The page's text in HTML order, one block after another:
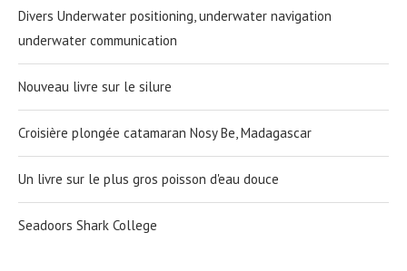
Divers Underwater positioning, underwater navigation
underwater communication
Nouveau livre sur le silure
Croisière plongée catamaran Nosy Be, Madagascar
Un livre sur le plus gros poisson d'eau douce
Seadoors Shark College